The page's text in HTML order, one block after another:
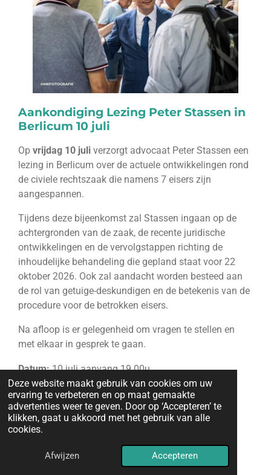
Deze website maakt gebruik van cookies om uw
ervaring te verbeteren en op maat gemaakte
advertenties weer te geven. Door op ‘Accepteren’ te
klikken, gaat u akkoord met het gebruik van alle
cookies.
Afwijzen Accepteren
Aankondiging Lezing Peter Stassen in
Berlicum 10 juli
Op vrijdag 10 juli verzorgt advocaat Peter Stassen een
lezing in Berlicum over de actuele ontwikkelingen rond
de civiele rechtszaak die namens 7 eisers zijn
aangespannen.
Tijdens deze bijeenkomst zal Stassen ingaan op de
achtergronden van de zaak, de recente juridische
ontwikkelingen en de vervolgstappen richting de
inhoudelijke behandeling die gepland staat voor 22
oktober 2026. Ook zal aandacht worden besteed aan
de rol van getuige-deskundigen en de betekenis van de
procedure voor de betrokken eisers.
Na afloop is er gelegenheid om vragen te stellen en
met elkaar in gesprek te gaan.
Datum:10 juli aanvang 19.00u
Locatie:Driezeeg 21 , Berlicum(brabant)
Spreker:Peter Stassen, advocaat
Belangstellenden zijn van harte welkom.